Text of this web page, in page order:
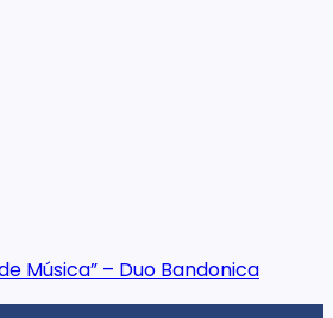
Música” – Duo Bandonica